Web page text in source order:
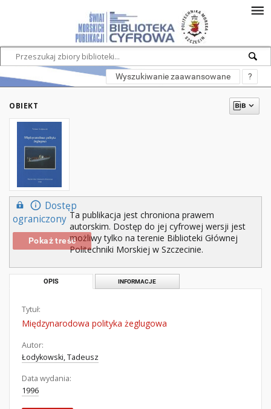
Wyszukiwanie zaawansowane ?
OBIEKT
Dostęp
ograniczony
Pokaż treść
Ta publikacja jest chroniona prawem
autorskim. Dostęp do jej cyfrowej wersji jest
możliwy tylko na terenie Biblioteki Głównej
Politechniki Morskiej w Szczecinie.
OPIS INFORMACJE
Tytuł:
Międzynarodowa polityka żeglugowa
Autor:
Łodykowski, Tadeusz
Data wydania:
1996